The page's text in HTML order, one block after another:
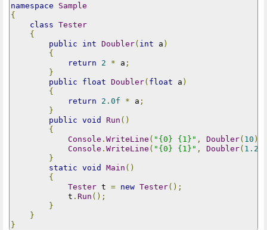
namespace
Sample
{
class Tester
{
public
int Doubler( int a )
{
return
2 * a ;
}
public
float Doubler( float a )
{
return
2.0f * a ;
}
public void Run ()
{
Console . WriteLine ( "{0} {1}" , Doubler( 10 ),
Console . WriteLine ( "{0} {1}" , Doubler( 1.2f
}
static void Main ()
{
Tester t = new Tester();
            t
. Run ();
}
}
}